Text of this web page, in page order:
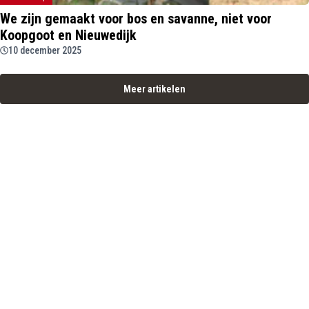
We zijn gemaakt voor bos en savanne, niet voor
Koopgoot en Nieuwedijk
10 december 2025
Meer artikelen